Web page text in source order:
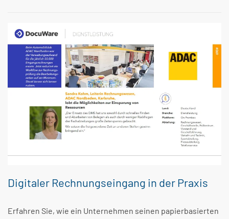
Digitaler Rechnungseingang in der Praxis
Erfahren Sie, wie ein Unternehmen seinen papierbasierten